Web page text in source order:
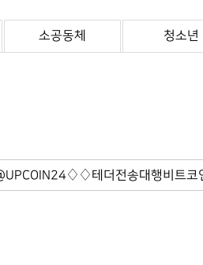
소공동체 청소년